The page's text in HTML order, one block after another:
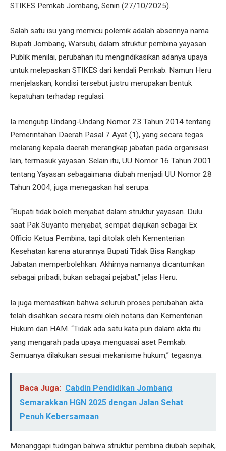
STIKES Pemkab Jombang, Senin (27/10/2025).
Salah satu isu yang memicu polemik adalah absennya nama
Bupati Jombang, Warsubi, dalam struktur pembina yayasan.
Publik menilai, perubahan itu mengindikasikan adanya upaya
untuk melepaskan STIKES dari kendali Pemkab. Namun Heru
menjelaskan, kondisi tersebut justru merupakan bentuk
kepatuhan terhadap regulasi.
Ia mengutip Undang-Undang Nomor 23 Tahun 2014 tentang
Pemerintahan Daerah Pasal 7 Ayat (1), yang secara tegas
melarang kepala daerah merangkap jabatan pada organisasi
lain, termasuk yayasan. Selain itu, UU Nomor 16 Tahun 2001
tentang Yayasan sebagaimana diubah menjadi UU Nomor 28
Tahun 2004, juga menegaskan hal serupa.
“Bupati tidak boleh menjabat dalam struktur yayasan. Dulu
saat Pak Suyanto menjabat, sempat diajukan sebagai Ex
Officio Ketua Pembina, tapi ditolak oleh Kementerian
Kesehatan karena aturannya Bupati Tidak Bisa Rangkap
Jabatan memperbolehkan. Akhirnya namanya dicantumkan
sebagai pribadi, bukan sebagai pejabat,” jelas Heru.
Ia juga memastikan bahwa seluruh proses perubahan akta
telah disahkan secara resmi oleh notaris dan Kementerian
Hukum dan HAM. “Tidak ada satu kata pun dalam akta itu
yang mengarah pada upaya menguasai aset Pemkab.
Semuanya dilakukan sesuai mekanisme hukum,” tegasnya.
Baca Juga: Cabdin Pendidikan Jombang
Semarakkan HGN 2025 dengan Jalan Sehat
Penuh Kebersamaan
Menanggapi tudingan bahwa struktur pembina diubah sepihak,